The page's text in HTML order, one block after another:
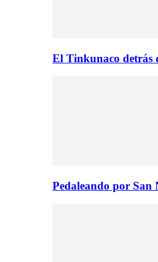
El Tinkunaco detrás
Pedaleando por San